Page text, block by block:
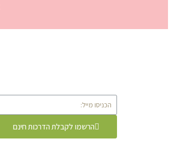
הרשמו לקבלת הדרכות חינם